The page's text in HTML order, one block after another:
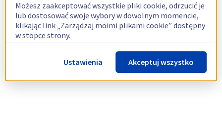
Możesz zaakceptować wszystkie pliki cookie, odrzucić je
lub dostosować swoje wybory w dowolnym momencie,
klikając link „Zarządzaj moimi plikami cookie” dostępny
w stopce strony.
Więcej informacji znajdziesz w naszejpolityce
dotyczącej wykorzystywania plików cookie.
Ustawienia Akceptuj wszystko